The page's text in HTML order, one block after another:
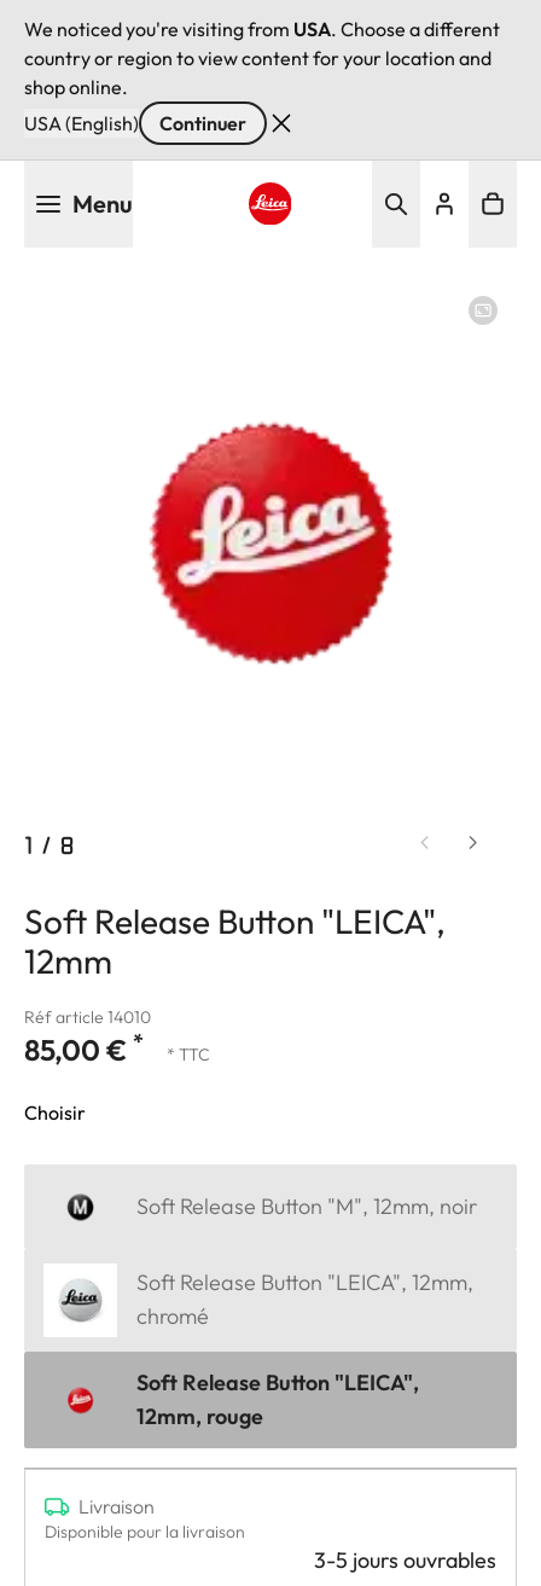
We noticed you're visiting from USA. Choose a different
country or region to view content for your location and
shop online.
USA (English)
Continuer
Menu
1 / 8
Soft Release Button "LEICA",
12mm
Réf article 14010
85,00 € * * TTC
Choisir
Soft Release Button "M", 12mm, noir
Soft Release Button "LEICA", 12mm,
chromé
Soft Release Button "LEICA",
12mm, rouge
Livraison
Disponible pour la livraison
3-5 jours ouvrables